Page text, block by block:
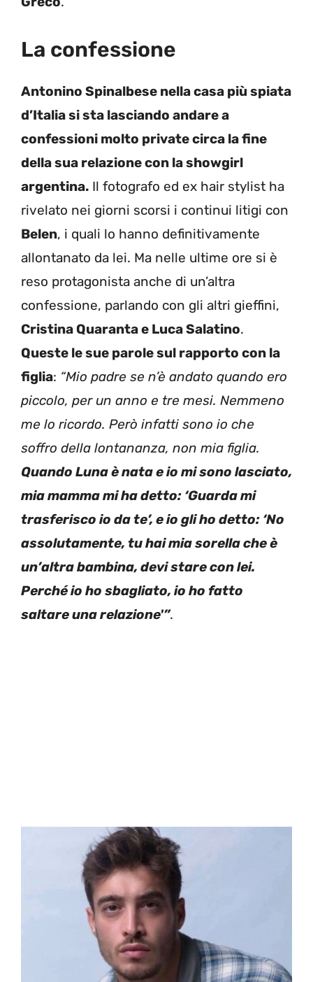
La confessione
Antonino Spinalbese nella casa più spiata
d’Italia si sta lasciando andare a
confessioni molto private circa la fine
della sua relazione con la showgirl
argentina. Il fotografo ed ex hair stylist ha
rivelato nei giorni scorsi i continui litigi con
Belen, i quali lo hanno definitivamente
allontanato da lei. Ma nelle ultime ore si è
reso protagonista anche di un’altra
confessione, parlando con gli altri gieffini,
Cristina Quaranta e Luca Salatino.
Queste le sue parole sul rapporto con la
figlia: “Mio padre se n’è andato quando ero
piccolo, per un anno e tre mesi. Nemmeno
me lo ricordo. Però infatti sono io che
soffro della lontananza, non mia figlia.
Quando Luna è nata e io mi sono lasciato,
mia mamma mi ha detto: ‘Guarda mi
trasferisco io da te’, e io gli ho detto: ‘No
assolutamente, tu hai mia sorella che è
un’altra bambina, devi stare con lei.
Perché io ho sbagliato, io ho fatto
saltare una relazione'”.